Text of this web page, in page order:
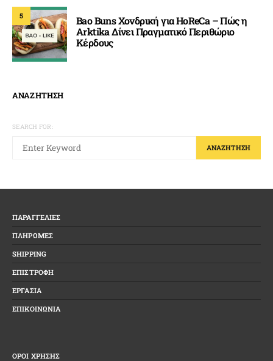
5
Bao Buns Χονδρική για HoReCa – Πώς η
Arktika Δίνει Πραγματικό Περιθώριο
Κέρδους
ΑΝΑΖΗΤΗΣΗ
SEARCH FOR:
ΑΝΑΖΉΤΗΣΗ
ΠΑΡΑΓΓΕΛΙΕΣ
ΠΛΗΡΩΜΕΣ
SHIPPING
ΕΠΙΣΤΡΟΦΗ
ΕΡΓΑΣΙΑ
ΕΠΙΚΟΙΝΩΝΙΑ
ΟΡΟΙ ΧΡΗΣΗΣ